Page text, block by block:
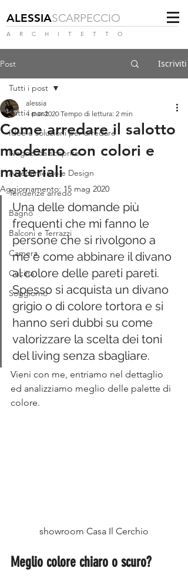
ALESSIASCARPECCIO
A R C H I T E T T O
Post Iscriviti
Tutti i post
Idee e soluzioni per arredare
Negozi da scoprire
Arredamento e Design
Tendenze arredo
Bagno
Balconi e Terrazzi
Camera
Cucina
Soggiorno
Tutti i post
Come arredare il salotto
moderno con colori e
materiali
alessia
4 mar 2020 Tempo di lettura: 2 min
Aggiornamento: 15 mag 2020
Una delle domande più
frequenti che mi fanno le
persone che si rivolgono a
me è come abbinare il divano
al colore delle pareti pareti.
Spesso si acquista un divano
grigio o di colore tortora e si
hanno seri dubbi su come
valorizzare la scelta dei toni
del living senza sbagliare.
Vieni con me, entriamo nel dettaglio
ed analizziamo meglio delle palette di
colore.
showroom Casa Il Cerchio
Meglio colore chiaro o scuro?